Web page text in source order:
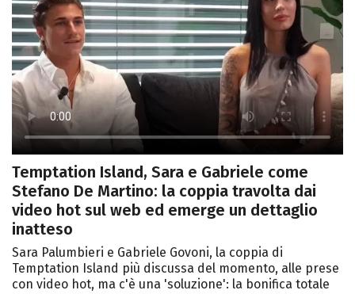
Temptation Island, Sara e Gabriele come
Stefano De Martino: la coppia travolta dai
video hot sul web ed emerge un dettaglio
inatteso
Sara Palumbieri e Gabriele Govoni, la coppia di
Temptation Island più discussa del momento, alle prese
con video hot, ma c'è una 'soluzione': la bonifica totale